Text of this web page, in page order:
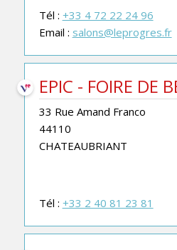
Tél : +33 4 72 22 24 96
Email : salons@leprogres.fr
EPIC - FOIRE DE
33 Rue Amand Franco
44110
CHATEAUBRIANT
Tél : +33 2 40 81 23 81